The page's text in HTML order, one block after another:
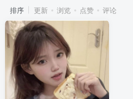
排序 更新 浏览 点赞 评论